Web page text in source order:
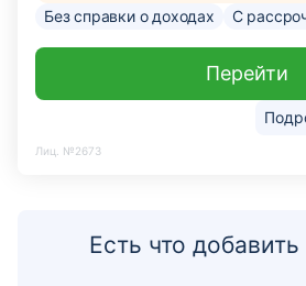
Без справки о доходах С
Перейти
Лиц. №2673
Есть что добавить